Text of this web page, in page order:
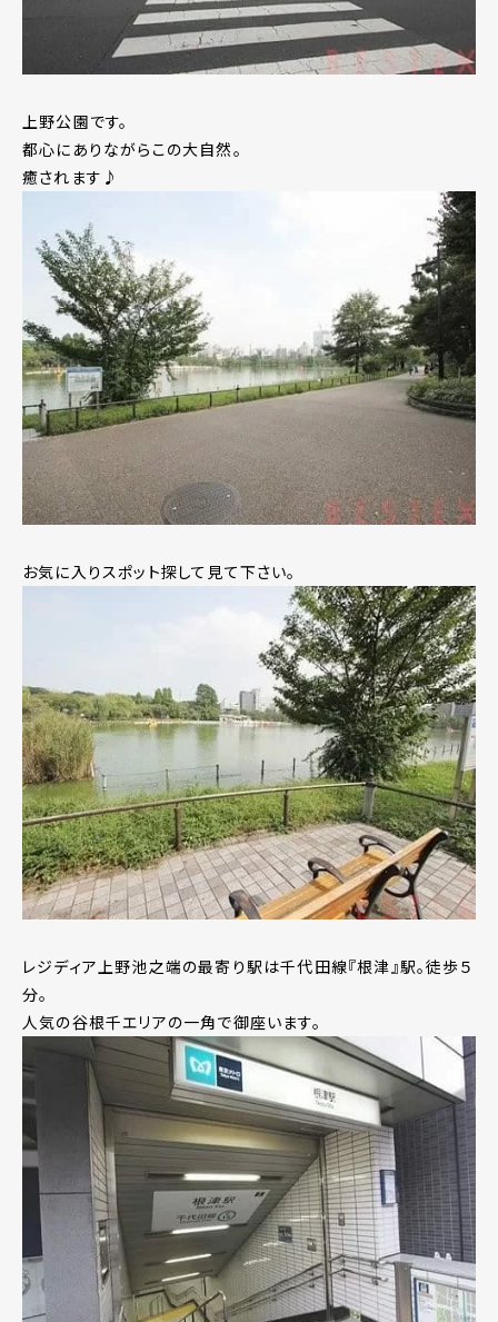
上野公園です。
都心にありながらこの大自然。
癒されます♪
お気に入りスポット探して見て下さい。
レジディア上野池之端の最寄り駅は千代田線『根津』駅。徒歩５
分。
人気の谷根千エリアの一角で御座います。